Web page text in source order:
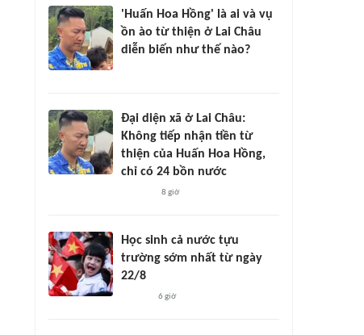
'Huấn Hoa Hồng' là ai và vụ
ồn ào từ thiện ở Lai Châu
diễn biến như thế nào?
Đại diện xã ở Lai Châu:
Không tiếp nhận tiền từ
thiện của Huấn Hoa Hồng,
chỉ có 24 bồn nước
8 giờ
Học sinh cả nước tựu
trường sớm nhất từ ngày
22/8
6 giờ